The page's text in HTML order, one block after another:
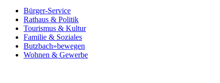
Bürger-Service
Rathaus & Politik
Tourismus & Kultur
Familie & Soziales
Butzbach»bewegen
Wohnen & Gewerbe